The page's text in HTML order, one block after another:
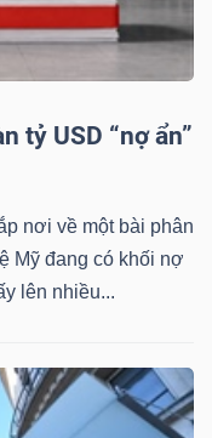
tỷ USD “nợ ẩn”
nơi về một bài phân
Mỹ đang có khối nợ
lên nhiều...